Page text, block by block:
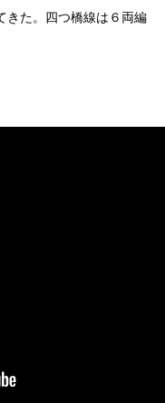
きた。四つ橋線は６両編